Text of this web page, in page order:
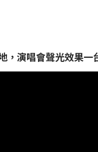
演唱會聲光效果一